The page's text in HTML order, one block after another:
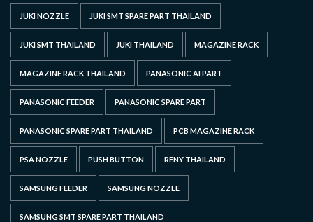
JUKI NOZZLE JUKI SMT SPARE PART THAILAND
JUKI SMT THAILAND JUKI THAILAND MAGAZINE RACK
MAGAZINE RACK THAILAND PANASONIC AI PART
PANASONIC FEEDER PANASONIC SPARE PART
PANASONIC SPARE PART THAILAND PCB MAGAZINE RACK
PSA NOZZLE PUSH BUTTON RENY THAILAND
SAMSUNG FEEDER SAMSUNG NOZZLE
SAMSUNG SMT SPARE PART THAILAND